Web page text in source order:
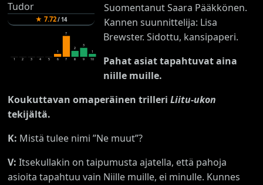
★7.72/14
1 2 3 4 5
1
6
7
7
2
8
3
9
1
10
Suomentanut Saara Pääkkönen.
Kannen suunnittelija: Lisa
Brewster. Sidottu, kansipaperi.
Pahat asiat tapahtuvat aina
niille muille.
Koukuttavan omaperäinen trilleriLiitu-ukon
tekijältä.
K: Mistä tulee nimi ”Ne muut”?
V: Itsekullakin on taipumusta ajatella, että pahoja
asioita tapahtuu vain Niille muille, ei minulle. Kunnes